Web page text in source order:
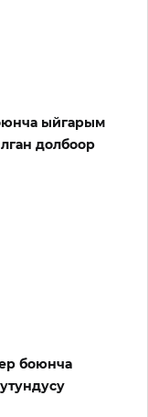
ыйгарым
долбоор
боюнча